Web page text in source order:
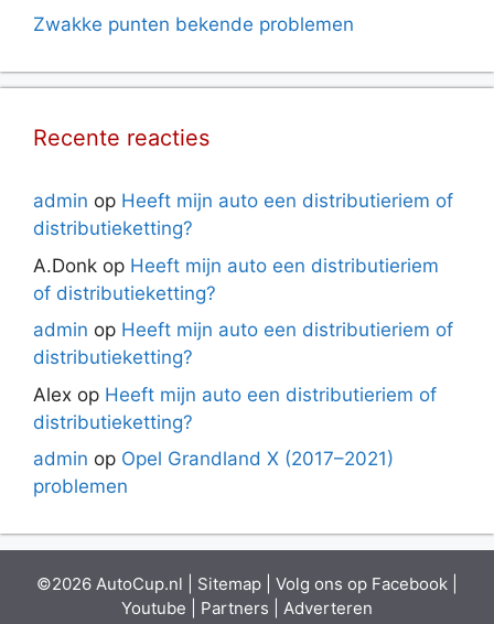
Zwakke punten bekende problemen
Recente reacties
admin op Heeft mijn auto een distributieriem of
distributieketting?
A.Donk op Heeft mijn auto een distributieriem
of distributieketting?
admin op Heeft mijn auto een distributieriem of
distributieketting?
Alex op Heeft mijn auto een distributieriem of
distributieketting?
admin op Opel Grandland X (2017–2021)
problemen
©2026 AutoCup.nl | Sitemap | Volg ons op Facebook
Youtube
Partners Adverteren